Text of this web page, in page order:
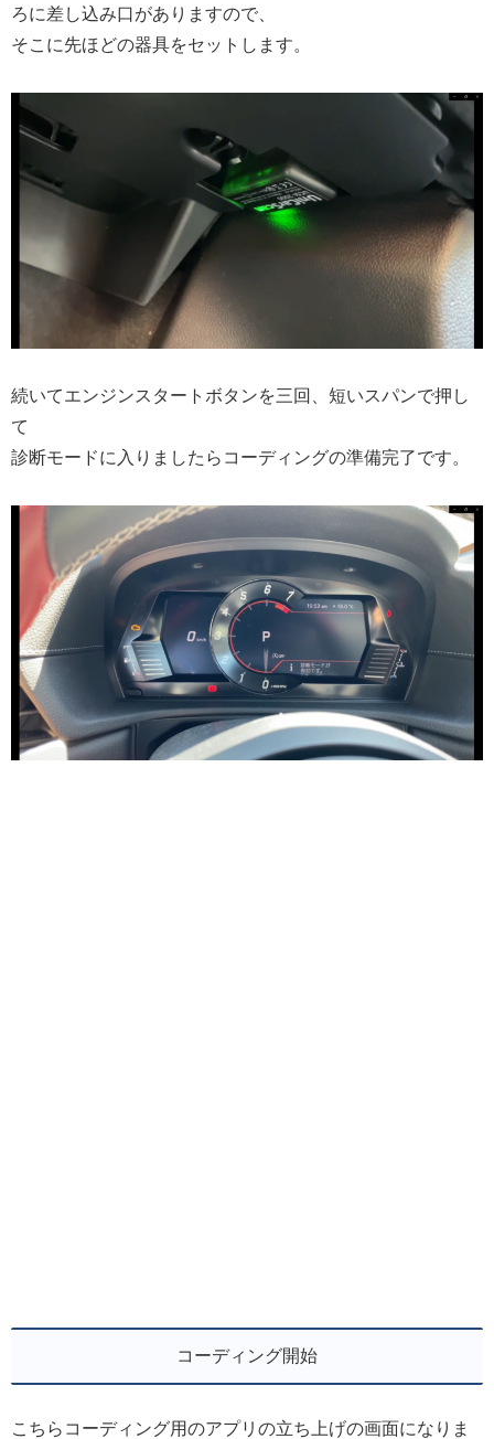
ろに差し込み口がありますので、
そこに先ほどの器具をセットします。
続いてエンジンスタートボタンを三回、短いスパンで押し
て
診断モードに入りましたらコーディングの準備完了です。
コーディング開始
こちらコーディング用のアプリの立ち上げの画面になりま